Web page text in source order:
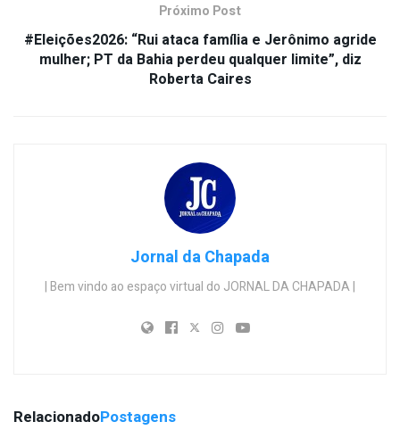
Próximo Post
#Eleições2026: “Rui ataca família e Jerônimo agride
mulher; PT da Bahia perdeu qualquer limite”, diz
Roberta Caires
Jornal da Chapada
| Bem vindo ao espaço virtual do JORNAL DA CHAPADA |
RelacionadoPostagens